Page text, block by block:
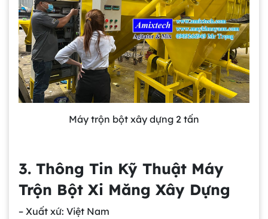
Máy trộn bột xây dựng 2 tấn
3. Thông Tin Kỹ Thuật Máy
Trộn Bột Xi Măng Xây Dựng
– Xuất xứ: Việt Nam